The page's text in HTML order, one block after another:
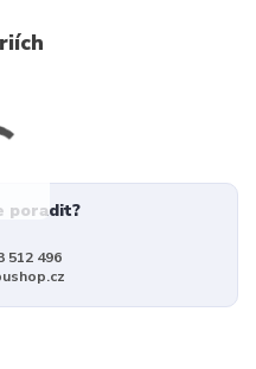
poradit?
512 496